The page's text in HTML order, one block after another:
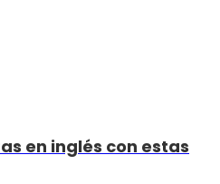
en inglés con estas